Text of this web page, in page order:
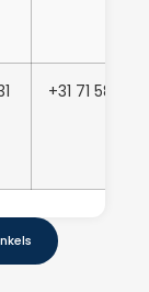
+31 71 581